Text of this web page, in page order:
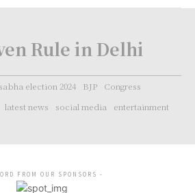
Rule in Delhi
election 2024 BJP
Congress
latest news social media entertainment
FROM OUR SPONSORS -